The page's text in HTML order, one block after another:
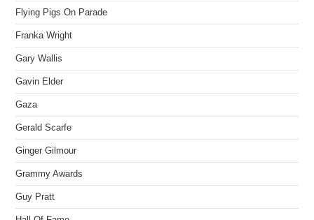
Flying Pigs On Parade
Franka Wright
Gary Wallis
Gavin Elder
Gaza
Gerald Scarfe
Ginger Gilmour
Grammy Awards
Guy Pratt